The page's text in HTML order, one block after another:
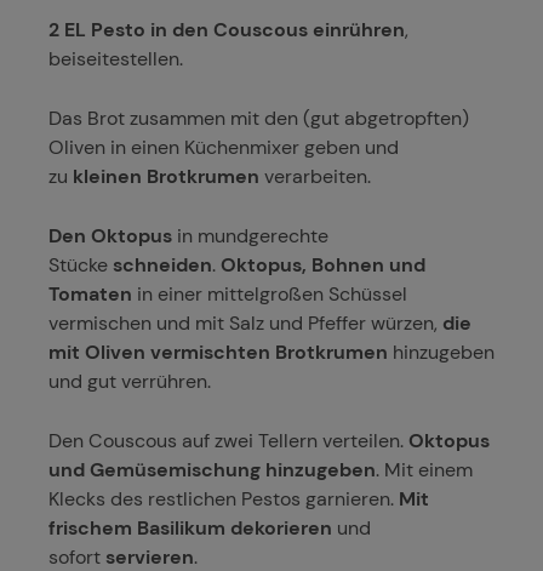
2 EL Pesto in den Couscous einrühren,
beiseitestellen.
Das Brot zusammen mit den (gut abgetropften)
Oliven in einen Küchenmixer geben und
zu kleinen Brotkrumen verarbeiten.
Den Oktopus in mundgerechte
Stücke schneiden. Oktopus, Bohnen und
Tomaten in einer mittelgroßen Schüssel
vermischen und mit Salz und Pfeffer würzen, die
mit Oliven vermischten Brotkrumen hinzugeben
und gut verrühren.
Den Couscous auf zwei Tellern verteilen. Oktopus
und Gemüsemischung hinzugeben. Mit einem
Klecks des restlichen Pestos garnieren. Mit
frischem Basilikum dekorieren und
sofort servieren.